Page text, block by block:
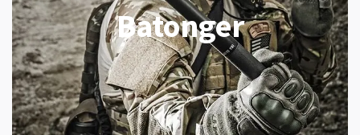
Batonger